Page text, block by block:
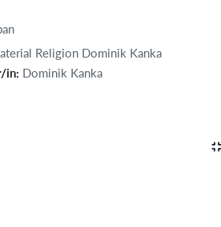
Religion Dominik Kanka
in: Dominik Kanka